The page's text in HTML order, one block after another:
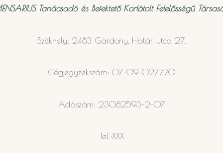
Tanácsadó és Befektető Korlátolt Felelősségű
Székhely: 2483 Gárdony, Határ utca 27.
Cégjegyzékszám: 07-09-027770
Adószám: 23082593-2-07
Tel.:XXX